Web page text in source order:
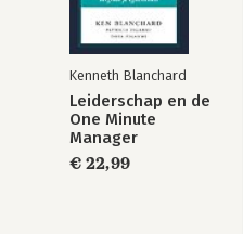
Kenneth Blanchard
Leiderschap en de
One Minute
Manager
€ 22,99